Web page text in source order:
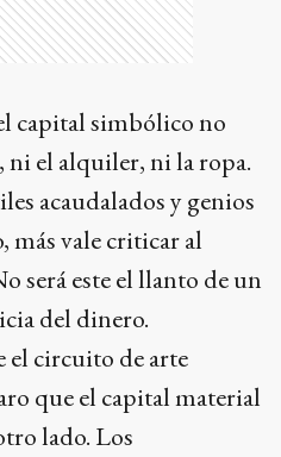
capital simbólico no
ni el alquiler, ni la ropa.
acaudalados y genios
más vale criticar al
será este el llanto de un
del dinero.
el circuito de arte
que el capital material
lado. Los